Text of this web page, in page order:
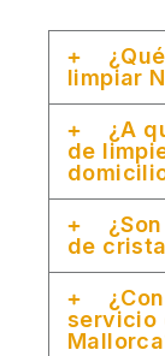
limpiar
¿A
de
de
servicio